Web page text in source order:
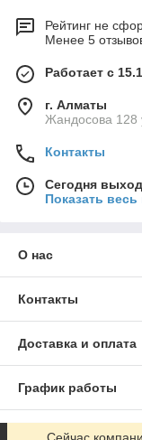
Рейтинг не
Менее 5
Работает с
г. Алматы
Жандосова 128
Контакты
Сегодня
Показать
О нас
Контакты
Доставка и оплата
График работы
Полная версия